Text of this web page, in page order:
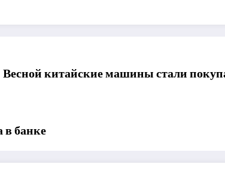
Весной китайские машины стали
в банке